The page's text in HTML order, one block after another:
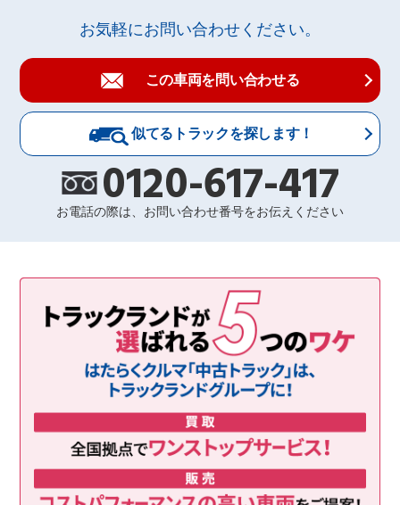
お気軽にお問い合わせください。
この車両を問い合わせる
似てるトラックを探します！
0120-617-417
お電話の際は、お問い合わせ番号をお伝えください